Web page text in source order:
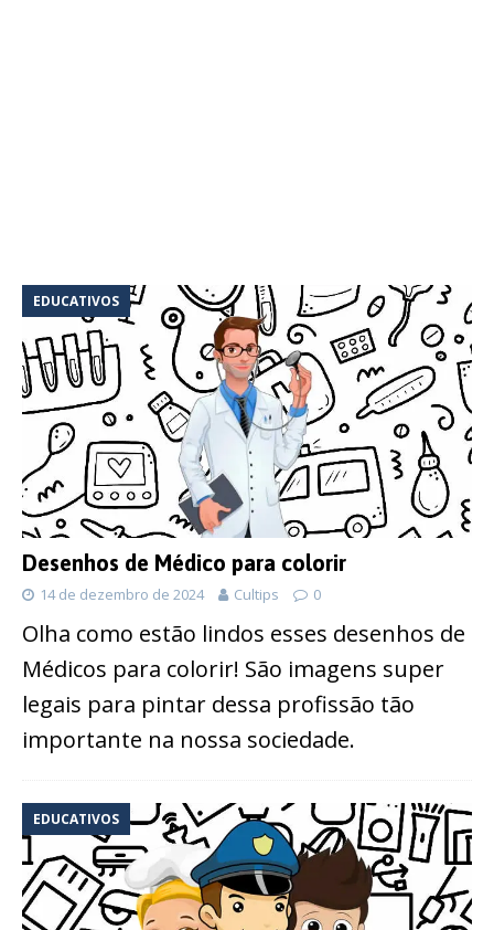
EDUCATIVOS
Desenhos de Médico para colorir
14 de dezembro de 2024 Cultips 0
Olha como estão lindos esses desenhos de
Médicos para colorir! São imagens super
legais para pintar dessa profissão tão
importante na nossa sociedade.
EDUCATIVOS